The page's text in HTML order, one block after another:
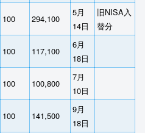
100 294,100
5月
14日
旧NISA入
替分
100 117,100
6月
18日
100 100,800
7月
10日
100 141,500
9月
18日